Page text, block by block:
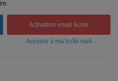
Activation email école
Accéder à ma boîte mail